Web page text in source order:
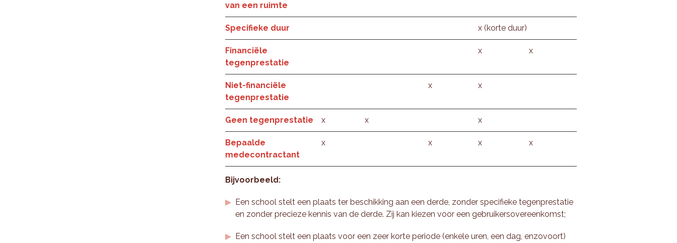
van een ruimte
Specifieke duur x (korte duur)
Financiële
tegenprestatie
x x
Niet-financiële
tegenprestatie
x x
Geen tegenprestatie x x x
Bepaalde
medecontractant
x x x x
Bijvoorbeeld:
Een school stelt een plaats ter beschikking aan een derde, zonder specifieke tegenprestatie
en zonder precieze kennis van de derde. Zij kan kiezen voor een gebruikersovereenkomst;
Een school stelt een plaats voor een zeer korte periode (enkele uren, een dag, enzovoort)